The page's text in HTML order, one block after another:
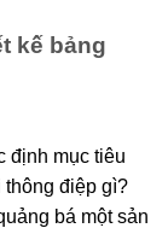
kế bảng
định mục tiêu
thông điệp gì?
bá một sản